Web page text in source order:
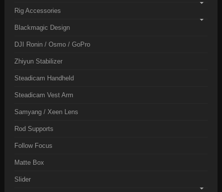
Rig Accessories
Blackmagic Design
DJI Ronin / Osmo / GoPro
Zhiyun Stabilizer
Steadicam Handheld
Steadicam Vest Arm
Samyang / Xeen Lens
Rod Supports
Follow Focus
Matte Box
Slider